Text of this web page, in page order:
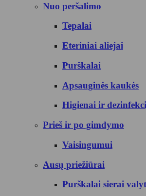
Nuo peršalimo
Tepalai
Eteriniai aliejai
Purškalai
Apsauginės kaukės
Higienai ir
Prieš ir po gimdymo
Vaisingumui
Ausų priežiūrai
Purškalai sierai